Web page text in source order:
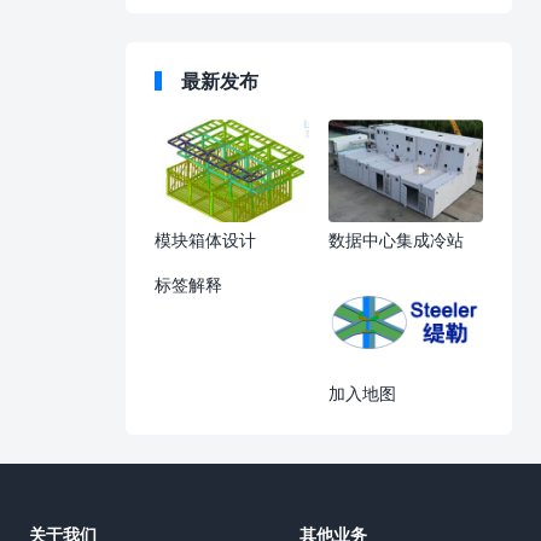
最新发布
模块箱体设计 数据中心集成冷站
标签解释
加入地图
关于我们 其他业务